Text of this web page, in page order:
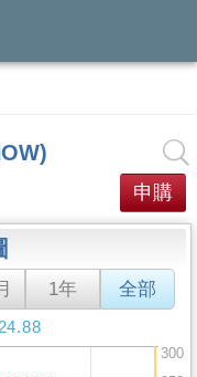
申購
1年 全部